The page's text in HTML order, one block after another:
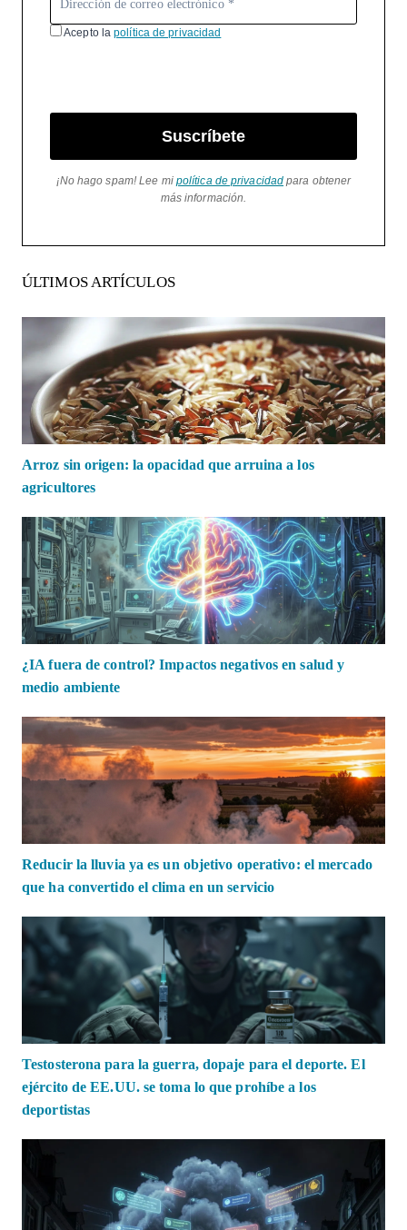
Acepto lapolítica de privacidad
Suscríbete
¡No hago spam! Lee mi política de privacidad para obtener
más información.
ÚLTIMOS ARTÍCULOS
Arroz sin origen: la opacidad que arruina a los
agricultores
¿IA fuera de control? Impactos negativos en salud y
medio ambiente
Reducir la lluvia ya es un objetivo operativo: el mercado
que ha convertido el clima en un servicio
Testosterona para la guerra, dopaje para el deporte. El
ejército de EE.UU. se toma lo que prohíbe a los
deportistas